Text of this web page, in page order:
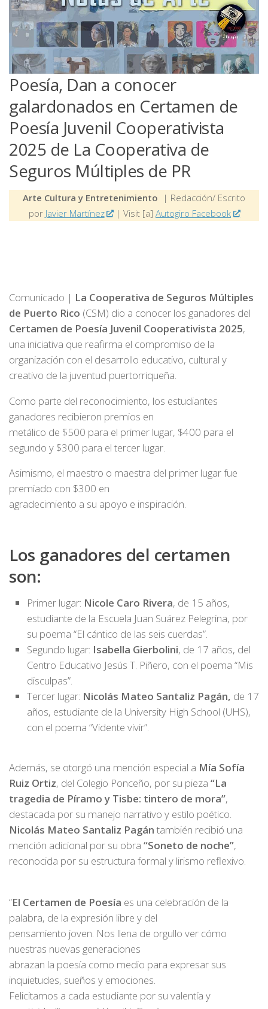
Poesía, Dan a conocer
galardonados en Certamen de
Poesía Juvenil Cooperativista
2025 de La Cooperativa de
Seguros Múltiples de PR
Arte Cultura y Entretenimiento | Redacción/ Escrito
por Javier Martínez | Visit [a] Autogiro Facebook
Comunicado | La Cooperativa de Seguros Múltiples
de Puerto Rico (CSM) dio a conocer los ganadores del
Certamen de Poesía Juvenil Cooperativista 2025,
una iniciativa que reafirma el compromiso de la
organización con el desarrollo educativo, cultural y
creativo de la juventud puertorriqueña.
Como parte del reconocimiento, los estudiantes
ganadores recibieron premios en
metálico de $500 para el primer lugar, $400 para el
segundo y $300 para el tercer lugar.
Asimismo, el maestro o maestra del primer lugar fue
premiado con $300 en
agradecimiento a su apoyo e inspiración.
Los ganadores del certamen
son:
Primer lugar: Nicole Caro Rivera, de 15 años,
estudiante de la Escuela Juan Suárez Pelegrina, por
su poema “El cántico de las seis cuerdas”.
Segundo lugar: Isabella Gierbolini, de 17 años, del
Centro Educativo Jesús T. Piñero, con el poema “Mis
disculpas”.
Tercer lugar: Nicolás Mateo Santaliz Pagán, de 17
años, estudiante de la University High School (UHS),
con el poema “Vidente vivir”.
Además, se otorgó una mención especial a Mía Sofía
Ruiz Ortiz, del Colegio Ponceño, por su pieza “La
tragedia de Píramo y Tisbe: tintero de mora”,
destacada por su manejo narrativo y estilo poético.
Nicolás Mateo Santaliz Pagán también recibió una
mención adicional por su obra “Soneto de noche”,
reconocida por su estructura formal y lirismo reflexivo.
“El Certamen de Poesía es una celebración de la
palabra, de la expresión libre y del
pensamiento joven. Nos llena de orgullo ver cómo
nuestras nuevas generaciones
abrazan la poesía como medio para expresar sus
inquietudes, sueños y emociones.
Felicitamos a cada estudiante por su valentía y